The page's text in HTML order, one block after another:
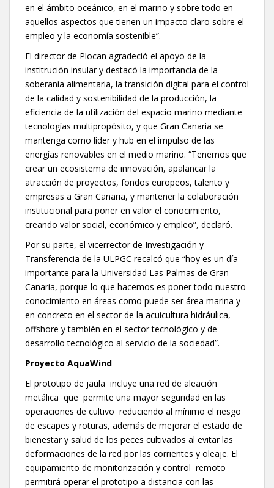
en el ámbito oceánico, en el marino y sobre todo en
aquellos aspectos que tienen un impacto claro sobre el
empleo y la economía sostenible”.
El director de Plocan agradeció el apoyo de la
institrución insular y destacó la importancia de la
soberanía alimentaria, la transición digital para el control
de la calidad y sostenibilidad de la producción, la
eficiencia de la utilización del espacio marino mediante
tecnologías multipropósito, y que Gran Canaria se
mantenga como líder y hub en el impulso de las
energías renovables en el medio marino. “Tenemos que
crear un ecosistema de innovación, apalancar la
atracción de proyectos, fondos europeos, talento y
empresas a Gran Canaria, y mantener la colaboración
institucional para poner en valor el conocimiento,
creando valor social, económico y empleo”, declaró.
Por su parte, el vicerrector de Investigación y
Transferencia de la ULPGC recalcó que “hoy es un día
importante para la Universidad Las Palmas de Gran
Canaria, porque lo que hacemos es poner todo nuestro
conocimiento en áreas como puede ser área marina y
en concreto en el sector de la acuicultura hidráulica,
offshore y también en el sector tecnológico y de
desarrollo tecnológico al servicio de la sociedad”.
Proyecto AquaWind
El prototipo de jaula incluye una red de aleación
metálica que permite una mayor seguridad en las
operaciones de cultivo reduciendo al mínimo el riesgo
de escapes y roturas, además de mejorar el estado de
bienestar y salud de los peces cultivados al evitar las
deformaciones de la red por las corrientes y oleaje. El
equipamiento de monitorización y control remoto
permitirá operar el prototipo a distancia con las